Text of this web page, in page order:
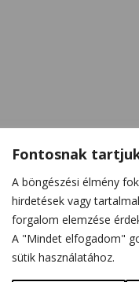
Fontosnak
A böngészési élmény
hirdetések vagy
forgalom elemzése
A "Mindet elfogadom"
sütik használatához.